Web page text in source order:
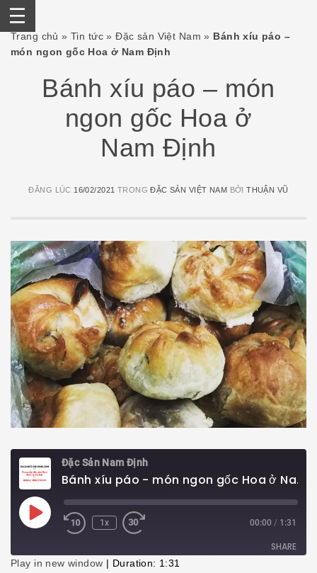
SkipTrang chủ »Tin tức »Đặc sản Việt Nam » Bánh xíu páo –
món ngon gốc Hoa ở Nam Định
Bánh xíu páo – món
ngon gốc Hoa ở
Nam Định
ĐĂNG LÚC 16/02/2021 TRONGĐẶC SẢN VIỆT NAM BỞITHUẬN VŨ
Đặc Sản Nam Định
Bánh xíu páo - món ngon gốc Hoa ở Nam Định
Play
Episode
1x 00:00 / 1:31
SHARE
Play in new window | Duration: 1:31